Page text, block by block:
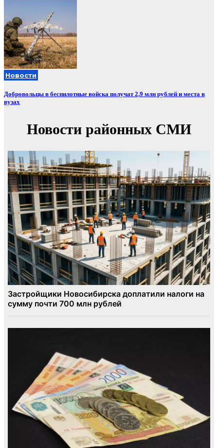
Новости
Добровольцы в беспилотные войска получат 2,9 млн рублей и места в
вузах